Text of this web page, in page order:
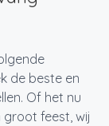
de beste en
Of het nu
feest, wij